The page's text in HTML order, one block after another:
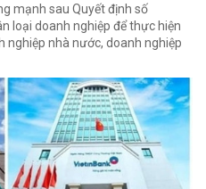
mạnh sau Quyết định số
loại doanh nghiệp để thực hiện
nghiệp nhà nước, doanh nghiệp